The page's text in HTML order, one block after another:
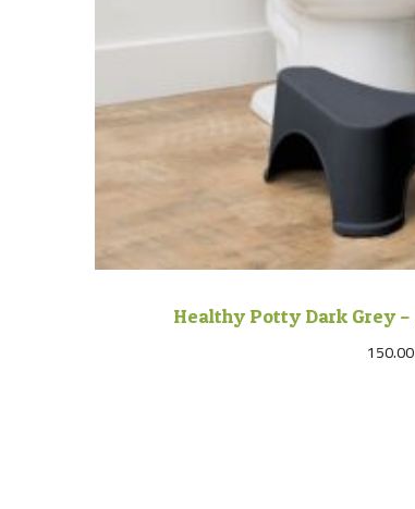
150.00